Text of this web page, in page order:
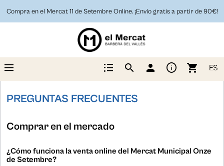
Compra en el Mercat 11 de Setembre Online. ¡Envío gratis a partir de 90€!
menu format_list_bulleted search person info shopping_cart ES
PREGUNTAS FRECUENTES
Comprar en el mercado
¿Cómo funciona la venta online del Mercat Municipal Onze
de Setembre?